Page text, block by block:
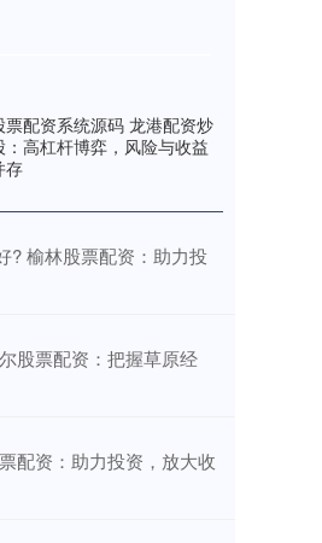
票配资系统源码 龙港配资炒
：高杠杆博弈，风险与收益
存
? 榆林股票配资：助力投
股票配资：把握草原经
配资：助力投资，放大收